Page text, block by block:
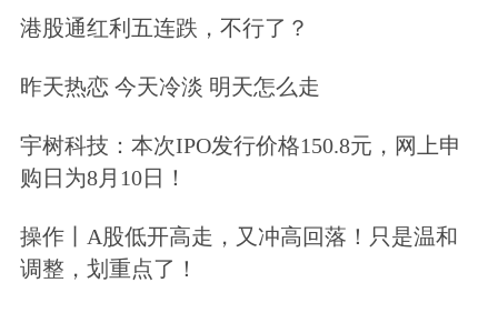
日，A股黄金珠宝概念大涨。截至当日
港股通红利五连跌，不行了？
昨天热恋 今天冷淡 明天怎么走
宇树科技：本次IPO发行价格150.8元，网上申
购日为8月10日！
操作丨A股低开高走，又冲高回落！只是温和
调整，划重点了！